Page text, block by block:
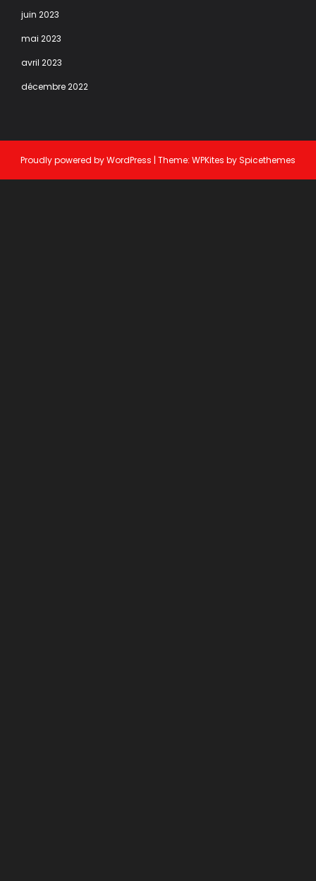
juin 2023
mai 2023
avril 2023
décembre 2022
Proudly powered byWordPress | Theme: WPKites bySpicethemes